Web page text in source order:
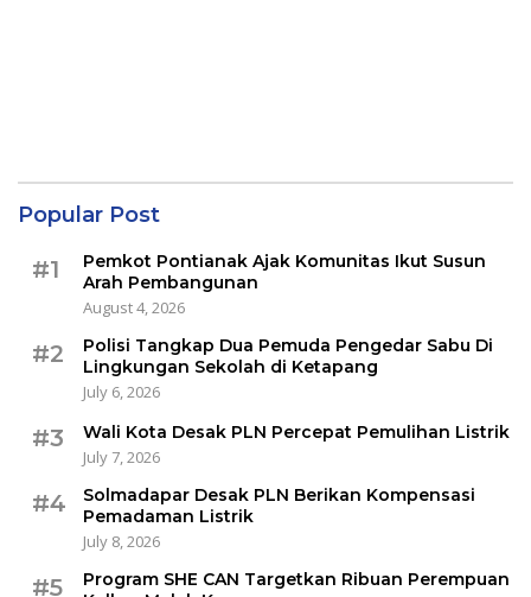
Popular Post
#1
Pemkot Pontianak Ajak Komunitas Ikut Susun
Arah Pembangunan
August 4, 2026
#2
Polisi Tangkap Dua Pemuda Pengedar Sabu Di
Lingkungan Sekolah di Ketapang
July 6, 2026
#3
Wali Kota Desak PLN Percepat Pemulihan Listrik
July 7, 2026
#4
Solmadapar Desak PLN Berikan Kompensasi
Pemadaman Listrik
July 8, 2026
#5
Program SHE CAN Targetkan Ribuan Perempuan